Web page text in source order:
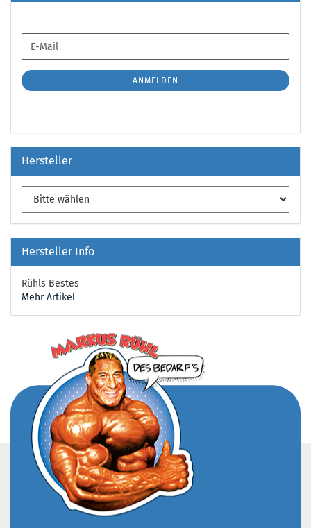
ZUR
ANMELDUNG
E-
Mail
ANMELDEN
Hersteller
Hersteller Info
Rühls Bestes
Mehr Artikel